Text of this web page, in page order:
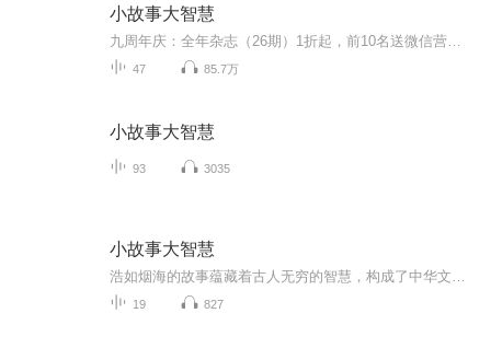
小故事大智慧
47 85.7万
小故事大智慧
93 3035
小故事大智慧
19 827